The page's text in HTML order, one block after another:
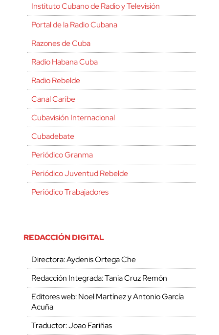
Instituto Cubano de Radio y Televisión
Portal de la Radio Cubana
Razones de Cuba
Radio Habana Cuba
Radio Rebelde
Canal Caribe
Cubavisión Internacional
Cubadebate
Periódico Granma
Periódico Juventud Rebelde
Periódico Trabajadores
REDACCIÓN DIGITAL
Directora: Aydenis Ortega Che
Redacción Integrada: Tania Cruz Remón
Editores web: Noel Martínez y Antonio García
Acuña
Traductor: Joao Fariñas